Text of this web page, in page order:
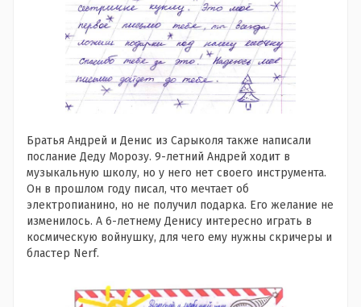
Братья Андрей и Денис из Сарыколя также написали
послание Деду Морозу. 9-летний Андрей ходит в
музыкальную школу, но у него нет своего инструмента.
Он в прошлом году писал, что мечтает об
электропианино, но не получил подарка. Его желание не
изменилось. А 6-летнему Денису интересно играть в
космическую войнушку, для чего ему нужны скричеры и
бластер Nerf.